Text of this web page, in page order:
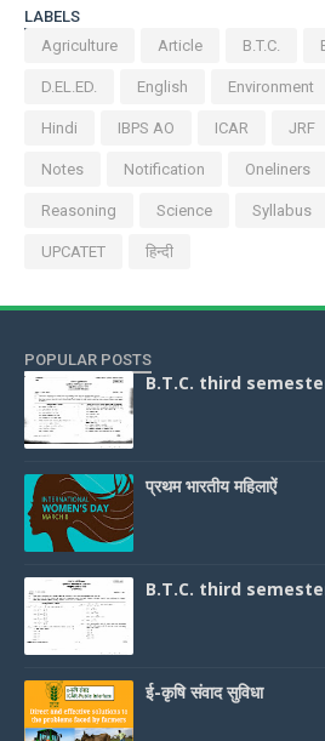
LABELS
Agriculture
Article B.T.C.
D.EL.ED. English Environment
Hindi IBPS AO ICAR JRF
Notes Notification Oneliners
Reasoning Science Syllabus
UPCATET हिन्दी
POPULAR POSTS
B.T.C. third semester
प्रथम भारतीय महिलाऐं
B.T.C. third
ई-कृषि संवाद सुविधा